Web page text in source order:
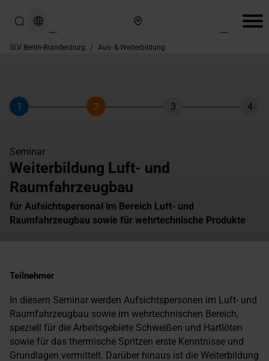
SLV Berlin-Brandenburg / Aus- & Weiterbildung
Schritt
1
Schritt
2
Schritt
3 4
Seminar
Weiterbildung Luft- und
Raumfahrzeugbau
für Aufsichtspersonal im Bereich Luft- und
Raumfahrzeugbau sowie für wehrtechnische Produkte
Teilnehmer
In diesem Seminar werden Aufsichtspersonen im Luft- und
Raumfahrzeugbau sowie im wehrtechnischen Bereich,
speziell für die Arbeitsgebiete Schweißen und Hartlöten
sowie für das thermische Spritzen erste Kenntnisse und
Grundlagen vermittelt. Darüber hinaus ist die Weiterbildung